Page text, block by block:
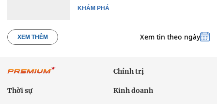
KHÁM PHÁ
XEM THÊM Xem tin theo ngày
Chính trị
Thời sự Kinh doanh